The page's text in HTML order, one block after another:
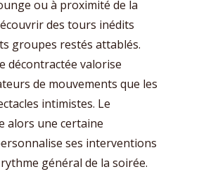
ou à proximité de la
des tours inédits
groupes restés attablés.
décontractée valorise
de mouvements que les
intimistes. Le
alors une certaine
ses interventions
général de la soirée.